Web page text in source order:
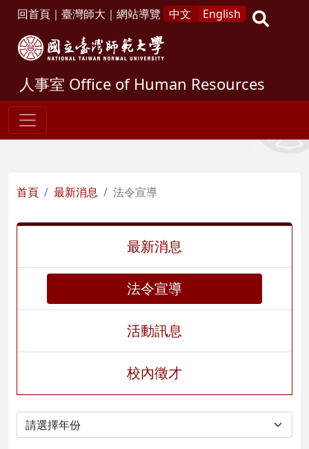
回首頁 ｜ 臺灣師大 ｜ 網站導覽 中文 English
人事室 Office of Human Resources
首頁 最新消息 法令宣導
最新消息
法令宣導
活動訊息
校內徵才